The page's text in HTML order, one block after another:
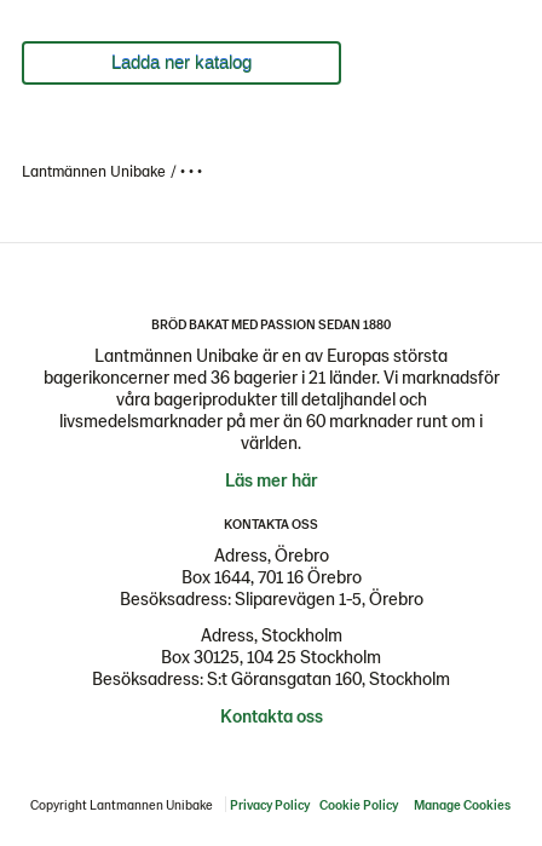
Lantmännen Unibake • • •
BRÖD BAKAT MED PASSION SEDAN 1880
Lantmännen Unibake är en av Europas största
bagerikoncerner med 36 bagerier i 21 länder. Vi marknadsför
våra bageriprodukter till detaljhandel och
livsmedelsmarknader på mer än 60 marknader runt om i
världen.
Läs mer här
KONTAKTA OSS
Adress, Örebro
Box 1644, 701 16 Örebro
Besöksadress: Sliparevägen 1-5, Örebro
Adress, Stockholm
Box 30125, 104 25 Stockholm
Besöksadress: S:t Göransgatan 160, Stockholm
Kontakta oss
Copyright Lantmannen Unibake Privacy Policy Cookie Policy Manage Cookies